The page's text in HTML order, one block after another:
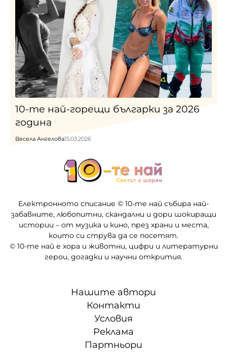
10-те най-горещи българки за 2026
година
Весела Ангелова15.03.2026
Електронното списание © 10-те най събира най-
забавните, любопитни, скандални и дори шокиращи
истории – от музика и кино, през храни и места,
които си струва да се посетят.
© 10-те най е хора и животни, цифри и литературни
герои, догадки и научни открития.
Нашите автори
Контакти
Условия
Реклама
Партньори